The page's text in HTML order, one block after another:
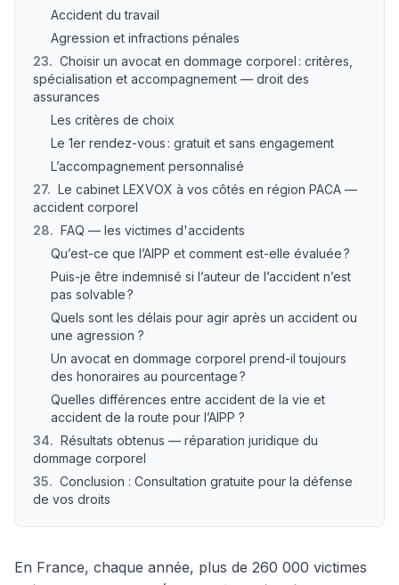
Accident du travail
Agression et infractions pénales
23. Choisir un avocat en dommage corporel : critères,
spécialisation et accompagnement — droit des
assurances
Les critères de choix
Le 1er rendez-vous : gratuit et sans engagement
L’accompagnement personnalisé
27. Le cabinet LEXVOX à vos côtés en région PACA —
accident corporel
28. FAQ — les victimes d'accidents
Qu’est-ce que l’AIPP et comment est-elle évaluée ?
Puis-je être indemnisé si l’auteur de l’accident n’est
pas solvable ?
Quels sont les délais pour agir après un accident ou
une agression ?
Un avocat en dommage corporel prend-il toujours
des honoraires au pourcentage ?
Quelles différences entre accident de la vie et
accident de la route pour l’AIPP ?
34. Résultats obtenus — réparation juridique du
dommage corporel
35. Conclusion : Consultation gratuite pour la défense
de vos droits
En France, chaque année, plus de 260 000 victimes